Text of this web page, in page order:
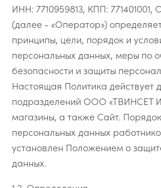
ИНН: 7710959813, КПП: 771401001,
(далее - «Оператор»)
принципы, цели, порядок и
персональных данных, меры по
безопасности и защиты
Настоящая Политика действует
подразделений ООО «ТВИНСЕТ
магазины, а также Сайт.
персональных данных
установлен Положением о
данных.